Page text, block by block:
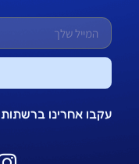
עקבו אחרינו ברשתות